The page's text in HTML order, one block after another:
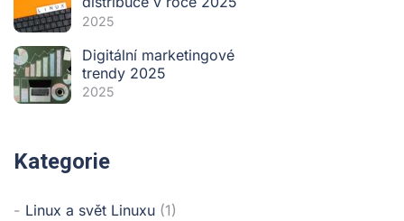
2025
Digitální marketingové
trendy 2025
2025
Kategorie
Linux a svět Linuxu (1)